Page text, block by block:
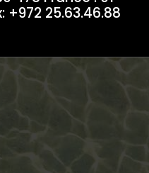
+972 25.63.46.88